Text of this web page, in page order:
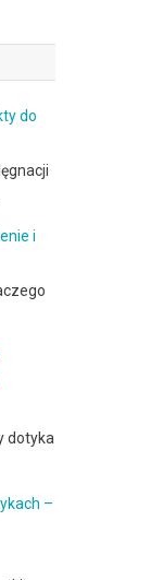
do
i
dotyka
–